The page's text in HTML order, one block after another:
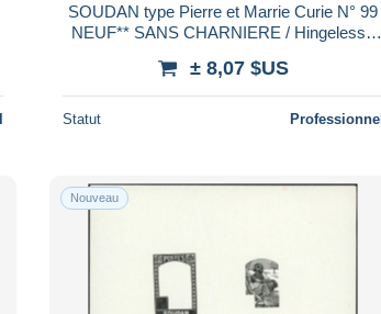
SOUDAN type Pierre et Marrie Curie N° 99
NEUF** SANS CHARNIERE / Hingeless /
± 8,07 $US
Statut Professionnel
Nouveau